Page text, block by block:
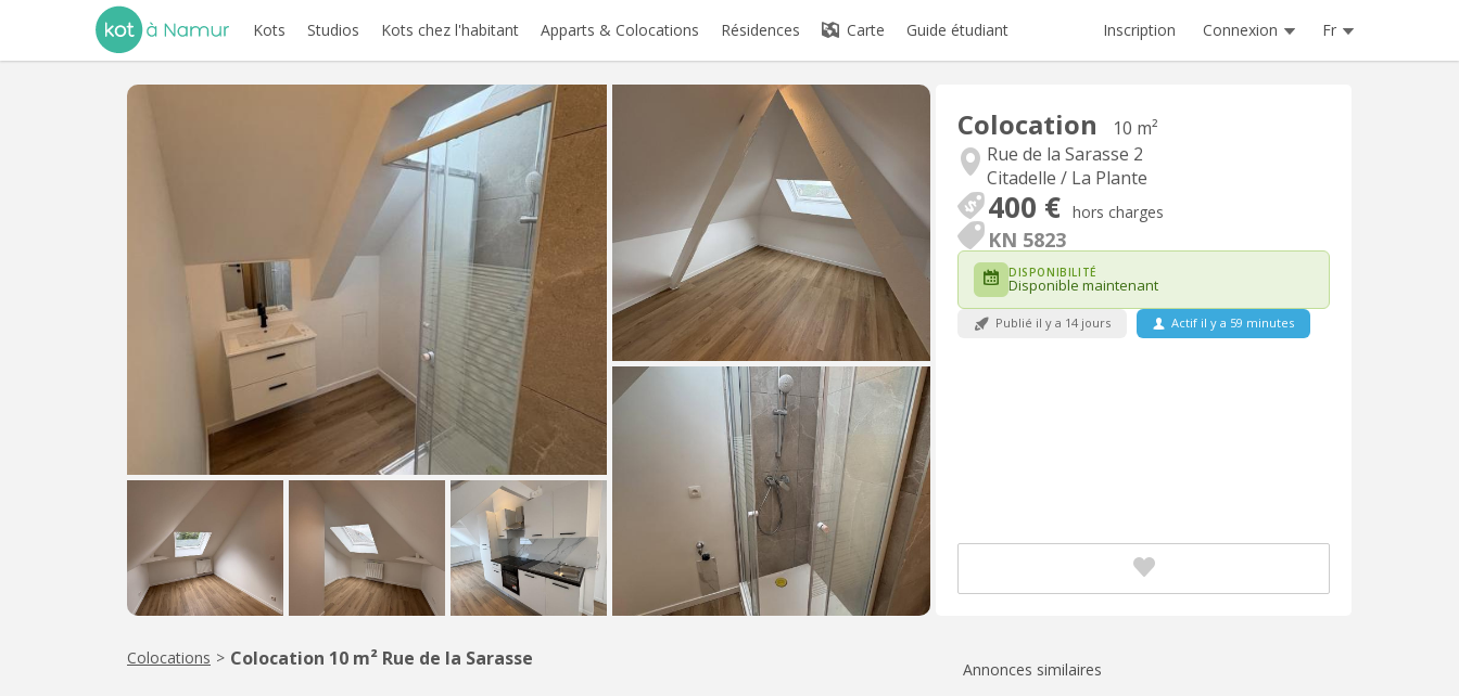
Kots Studios Kots chez l'habitant Apparts & Colocations Résidences Carte Guide étudiant Inscription Connexion Fr
Colocation
10 m²
Rue de la Sarasse 2
Citadelle / La Plante
400 € hors charges
KN 5823
DISPONIBILITÉ
Disponible maintenant
Publié il y a 14 jours Actif il y a 59 minutes
Annonces similaires
Colocations > Colocation 10 m² Rue de la Sarasse